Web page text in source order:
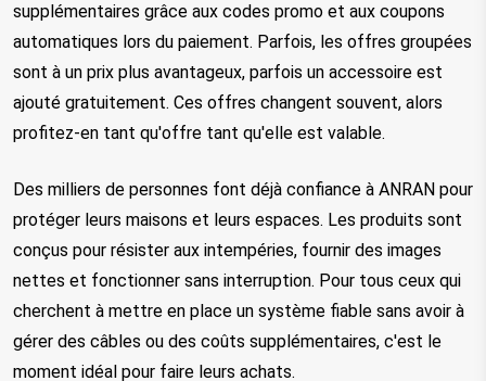
supplémentaires grâce aux codes promo et aux coupons
automatiques lors du paiement. Parfois, les offres groupées
sont à un prix plus avantageux, parfois un accessoire est
ajouté gratuitement. Ces offres changent souvent, alors
profitez-en tant qu'offre tant qu'elle est valable.
Des milliers de personnes font déjà confiance à ANRAN pour
protéger leurs maisons et leurs espaces. Les produits sont
conçus pour résister aux intempéries, fournir des images
nettes et fonctionner sans interruption. Pour tous ceux qui
cherchent à mettre en place un système fiable sans avoir à
gérer des câbles ou des coûts supplémentaires, c'est le
moment idéal pour faire leurs achats.